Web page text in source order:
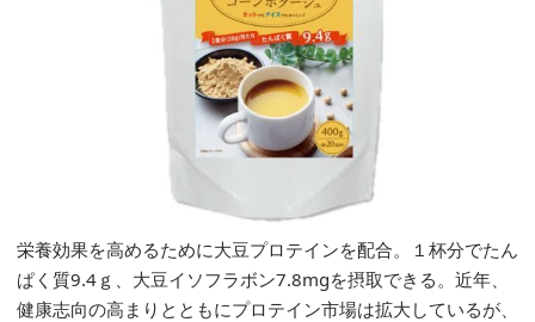
栄養効果を高めるために大豆プロテインを配合。１杯分でたん
ぱく質9.4ｇ、大豆イソフラボン7.8mgを摂取できる。近年、
健康志向の高まりとともにプロテイン市場は拡大しているが、